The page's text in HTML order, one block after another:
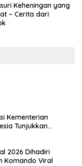
Keheningan yang
– Cerita dari
Kementerian
Tunjukkan
2026 Dihadiri
Komando Viral